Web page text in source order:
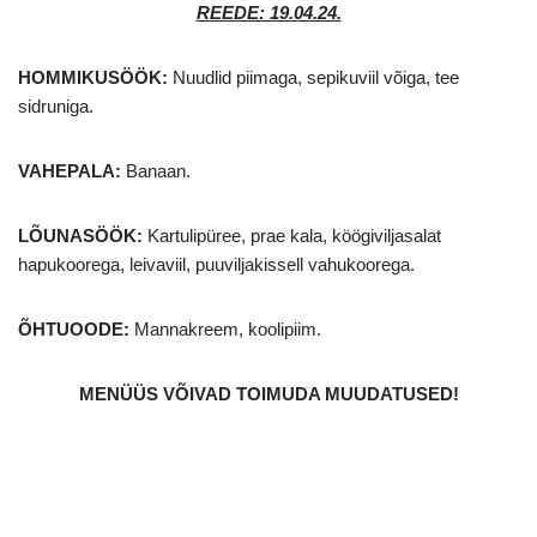
REEDE: 19.04.24.
HOMMIKUSÖÖK: Nuudlid piimaga, sepikuviil võiga, tee
sidruniga.
VAHEPALA: Banaan.
LÕUNASÖÖK: Kartulipüree, prae kala, köögiviljasalat
hapukoorega, leivaviil, puuviljakissell vahukoorega.
ÕHTUOODE: Mannakreem, koolipiim.
MENÜÜS VÕIVAD TOIMUDA MUUDATUSED!